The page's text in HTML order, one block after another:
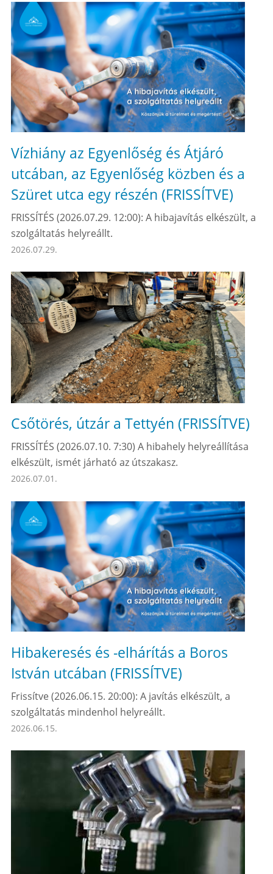
Vízhiány az Egyenlőség és Átjáró
utcában, az Egyenlőség közben és a
Szüret utca egy részén (FRISSÍTVE)
FRISSÍTÉS (2026.07.29. 12:00): A hibajavítás elkészült, a
szolgáltatás helyreállt.
2026.07.29.
Csőtörés, útzár a Tettyén (FRISSÍTVE)
FRISSÍTÉS (2026.07.10. 7:30) A hibahely helyreállítása
elkészült, ismét járható az útszakasz.
2026.07.01.
Hibakeresés és -elhárítás a Boros
István utcában (FRISSÍTVE)
Frissítve (2026.06.15. 20:00): A javítás elkészült, a
szolgáltatás mindenhol helyreállt.
2026.06.15.